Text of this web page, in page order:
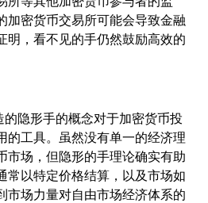
加密货币交易所可能会导致金融
明，看不见的手仍然鼓励高效的
隐形手的概念对于加密货币投
的工具。虽然没有单一的经济理
市场，但隐形的手理论确实有助
常以特定价格结算，以及市场如
市场力量对自由市场经济体系的